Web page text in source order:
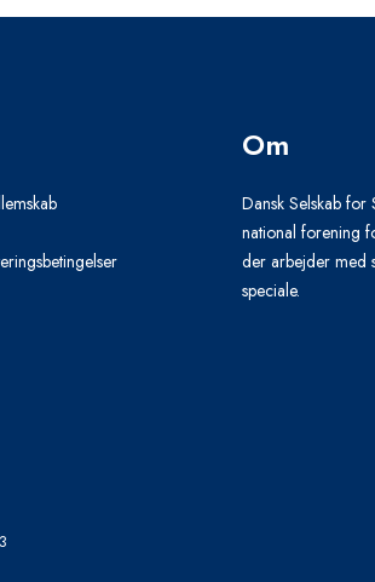
Om
Dansk Selskab for
national forening
der arbejder med
speciale.